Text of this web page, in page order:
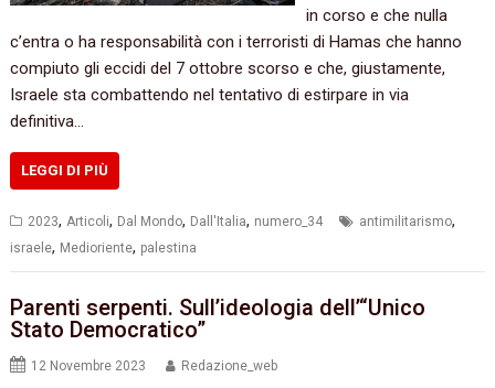
in corso e che nulla
c’entra o ha responsabilità con i terroristi di Hamas che hanno
compiuto gli eccidi del 7 ottobre scorso e che, giustamente,
Israele sta combattendo nel tentativo di estirpare in via
definitiva…
LEGGI DI PIÙ
2023, Articoli, Dal Mondo, Dall'Italia, numero_34 antimilitarismo,
israele, Medioriente, palestina
Parenti serpenti. Sull’ideologia dell’“Unico
Stato Democratico”
12 Novembre 2023 Redazione_web